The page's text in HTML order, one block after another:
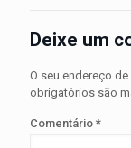
Deixe um
O seu endereço
obrigatórios são
Comentário *